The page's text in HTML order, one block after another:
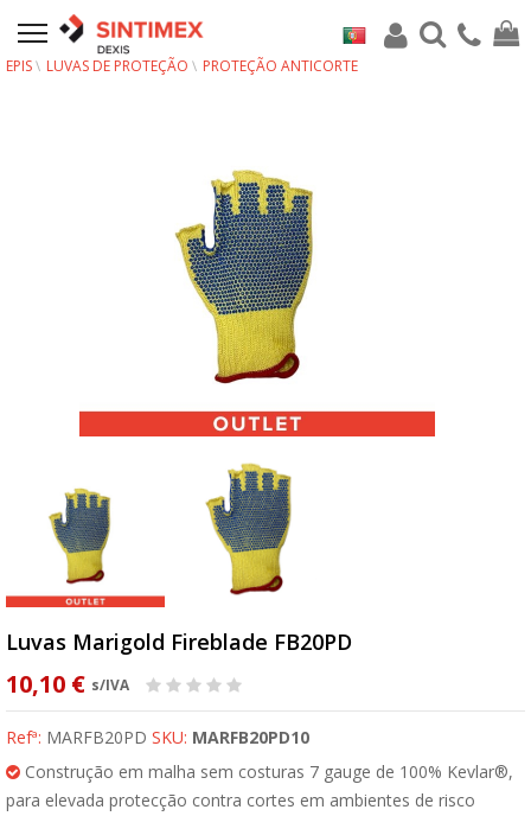
EPIS LUVAS DE PROTEÇÃO PROTEÇÃO ANTICORTE
Luvas Marigold Fireblade FB20PD
10,10 € s/IVA
Refª: MARFB20PD SKU: MARFB20PD10
Construção em malha sem costuras 7 gauge de 100% Kevlar®,
para elevada protecção contra cortes em ambientes de risco